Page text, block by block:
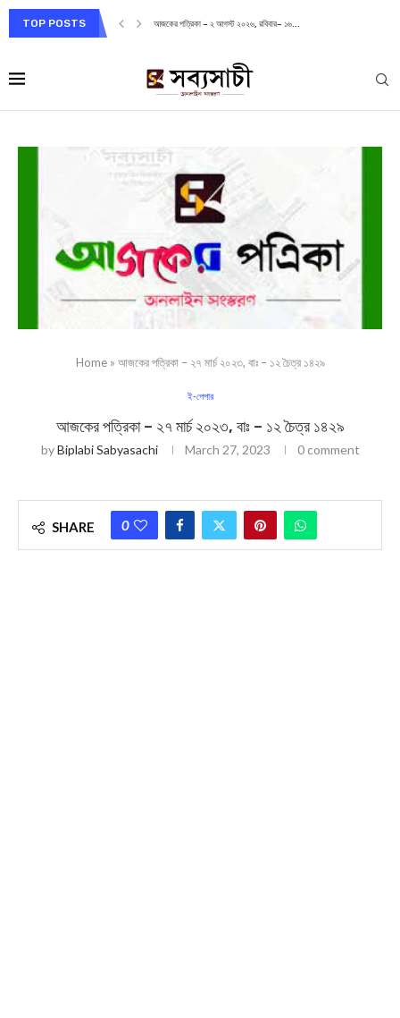
TOP POSTS আজকের পত্রিকা – ২ আগস্ট ২০২৬, রবিবার– ১৬...
Home» আজকের পত্রিকা – ২৭ মার্চ ২০২৩, বাঃ – ১২ চৈত্র ১৪২৯
ই-পেপার
আজকের পত্রিকা – ২৭ মার্চ ২০২৩, বাঃ – ১২ চৈত্র ১৪২৯
byBiplabi Sabyasachi March 27, 2023 0 comment
SHARE 0